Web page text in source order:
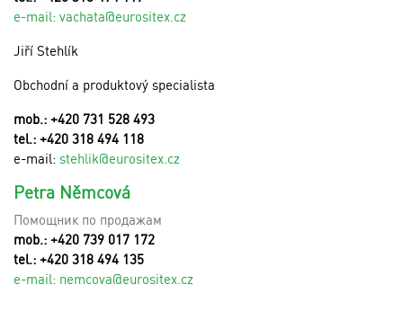
e-mail: vachata@eurositex.cz
Jiří Stehlík
Obchodní a produktový specialista
mob.: +420 731 528 493
tel.: +420 318 494 118
e-mail: stehlik@eurositex.cz
Petra Němcová
Помощник по продажам
mob.: +420 739 017 172
tel.: +420 318 494 135
e-mail: nemcova@eurositex.cz